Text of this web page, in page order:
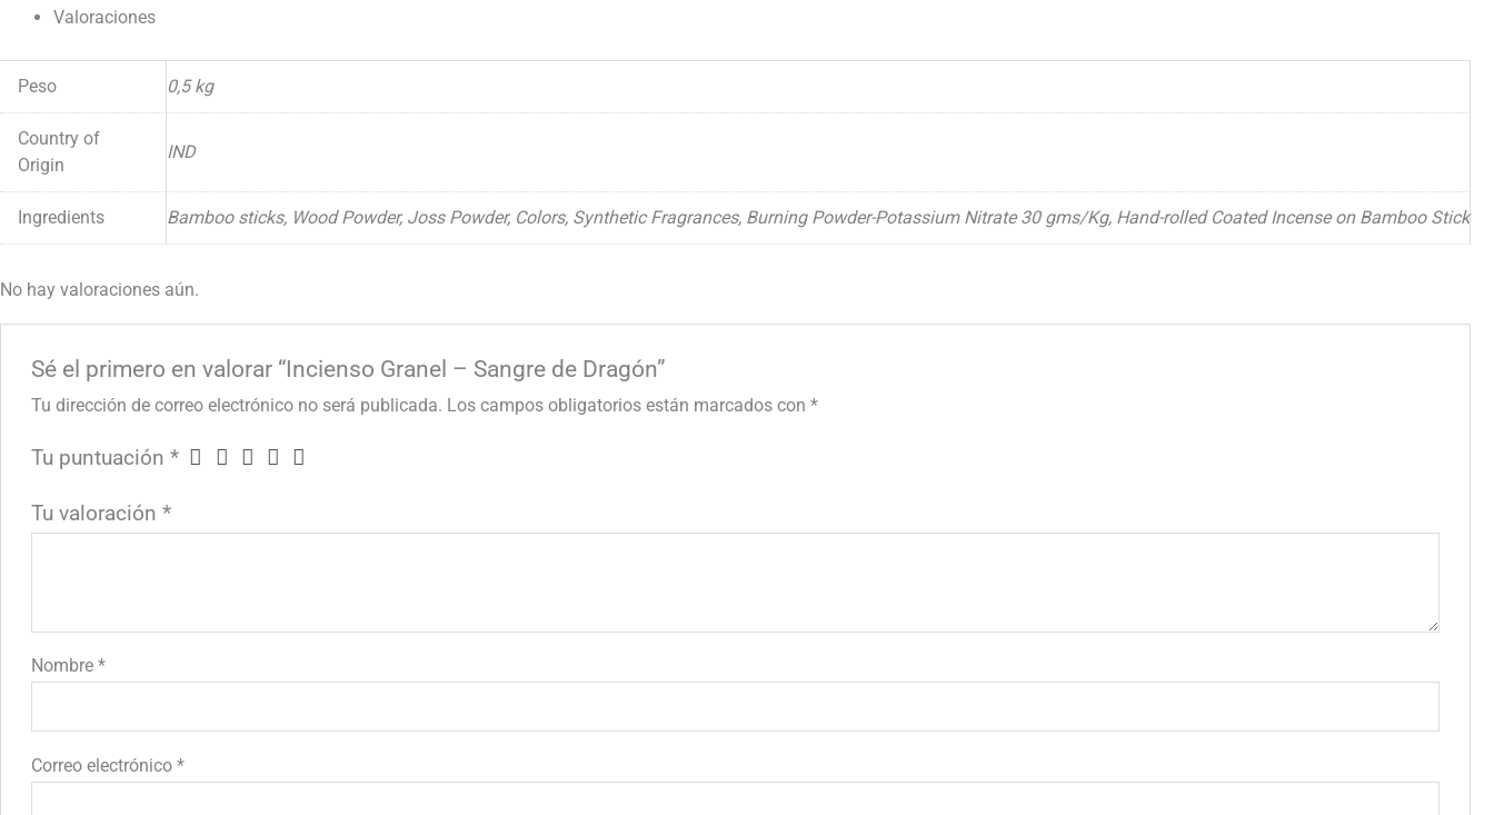
Valoraciones
Peso 0,5 kg
Country of
Origin
IND
Ingredients Bamboo sticks, Wood Powder, Joss Powder, Colors, Synthetic Fragrances, Burning Powder-Potassium Nitrate 30 gms/Kg, Hand-rolled Coated Incense on Bamboo Stick
No hay valoraciones aún.
Sé el primero en valorar “Incienso Granel – Sangre de Dragón”
Tu dirección de correo electrónico no será publicada. Los campos obligatorios están marcados con *
Tu puntuación *
Tu valoración *
Nombre *
Correo electrónico *